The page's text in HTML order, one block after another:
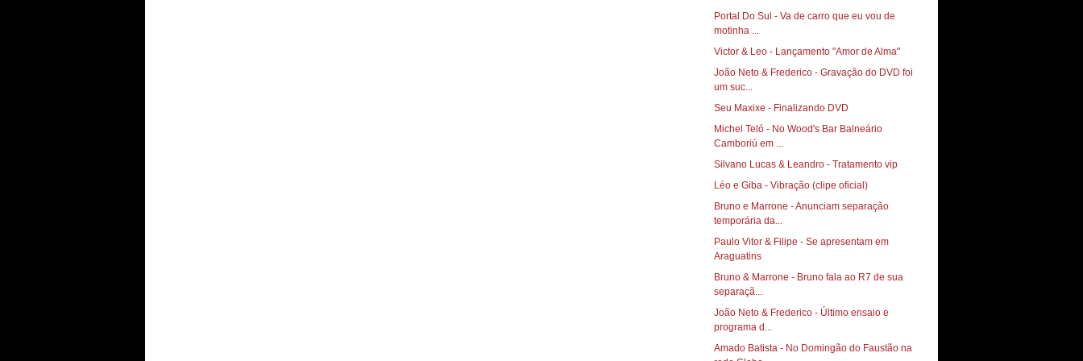
Portal Do Sul - Va de carro que eu vou de
motinha ...
Victor & Leo - Lançamento "Amor de Alma"
João Neto & Frederico - Gravação do DVD foi
um suc...
Seu Maxixe - Finalizando DVD
Michel Teló - No Wood's Bar Balneário
Camboriú em ...
Silvano Lucas & Leandro - Tratamento vip
Léo e Giba - Vibração (clipe oficial)
Bruno e Marrone - Anunciam separação
temporária da...
Paulo Vitor & Filipe - Se apresentam em
Araguatins‏
Bruno & Marrone - Bruno fala ao R7 de sua
separaçã...
João Neto & Frederico - Último ensaio e
programa d...
Amado Batista - No Domingão do Faustão na